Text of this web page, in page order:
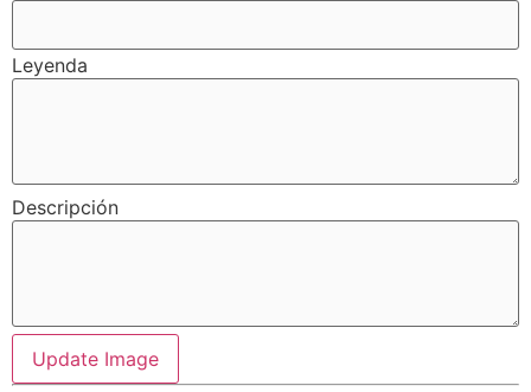
Leyenda
Descripción
Update Image